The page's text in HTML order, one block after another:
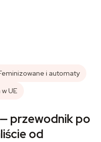
i automaty
w UE
przewodnik po
od